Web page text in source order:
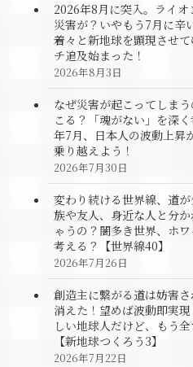
2026年8月に突入。ライ
災害が？いやもう7月に辛
着々と新地球を顕現させ
チ追及始まった！
2026年8月3日
なぜ災害が起こってしま
こる？「魂がない」を深
年7月、日本人の波動上昇
乗り越えよう！
2026年7月30日
変わり続ける世界線、道
族や友人、身近な人と分
ゃうの？闇多き世界、ホ
考える？【世界線40】
2026年7月26日
創造主に繋がる道は妨害
消えた！望めば波動即実
しい地球人だけど、もう
【新地球つくろう3】
2026年7月22日